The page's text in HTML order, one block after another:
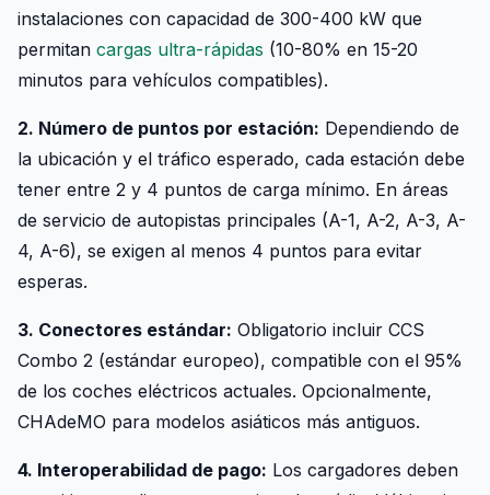
instalaciones con capacidad de 300-400 kW que
permitan cargas ultra-rápidas (10-80% en 15-20
minutos para vehículos compatibles).
2. Número de puntos por estación: Dependiendo de
la ubicación y el tráfico esperado, cada estación debe
tener entre 2 y 4 puntos de carga mínimo. En áreas
de servicio de autopistas principales (A-1, A-2, A-3, A-
4, A-6), se exigen al menos 4 puntos para evitar
esperas.
3. Conectores estándar: Obligatorio incluir CCS
Combo 2 (estándar europeo), compatible con el 95%
de los coches eléctricos actuales. Opcionalmente,
CHAdeMO para modelos asiáticos más antiguos.
4. Interoperabilidad de pago: Los cargadores deben